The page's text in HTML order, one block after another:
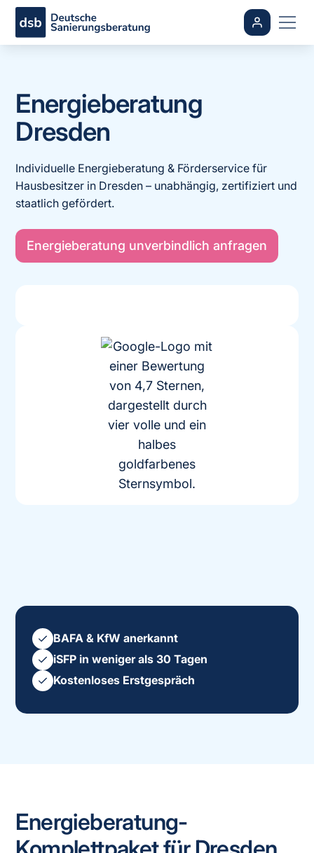
Energieberatung
Dresden
Individuelle Energieberatung & Förderservice für
Hausbesitzer in Dresden – unabhängig, zertifiziert und
staatlich gefördert.
Energieberatung unverbindlich anfragen
BAFA & KfW anerkannt
iSFP in weniger als 30 Tagen
Kostenloses Erstgespräch
Energieberatung-